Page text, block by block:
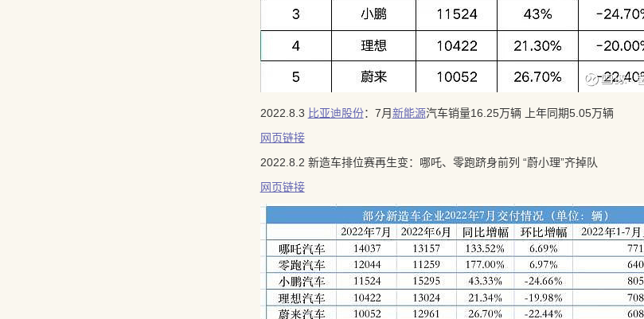
2022.8.3 比亚迪股份：7月新能源汽车销量16.25万辆 上年同期5.05万辆
网页链接
2022.8.2 新造车排位赛再生变：哪吒、零跑跻身前列 “蔚小理”齐掉队
网页链接